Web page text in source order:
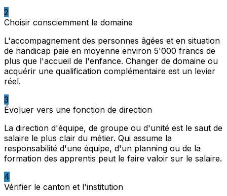
2
Choisir consciemment le domaine
L'accompagnement des personnes âgées et en situation
de handicap paie en moyenne environ 5'000 francs de
plus que l'accueil de l'enfance. Changer de domaine ou
acquérir une qualification complémentaire est un levier
réel.
3
Évoluer vers une fonction de direction
La direction d'équipe, de groupe ou d'unité est le saut de
salaire le plus clair du métier. Qui assume la
responsabilité d'une équipe, d'un planning ou de la
formation des apprentis peut le faire valoir sur le salaire.
4
Vérifier le canton et l'institution